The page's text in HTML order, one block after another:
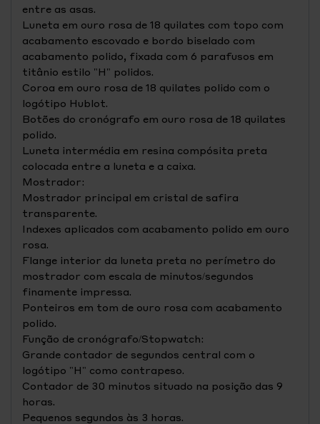
entre as asas.
Luneta em ouro rosa de 18 quilates com topo com
acabamento escovado e bordo biselado com
acabamento polido, fixada com 6 parafusos em
titânio estilo "H" polidos.
Coroa em ouro rosa de 18 quilates polido com o
logótipo Hublot.
Botões do cronógrafo em ouro rosa de 18 quilates
polido.
Luneta intermédia em resina compósita preta
colocada entre a luneta e a caixa.
Mostrador:
Mostrador principal em cristal de safira
transparente.
Indexes aplicados com acabamento polido em ouro
rosa.
Flange interior da luneta preta no perímetro do
mostrador com escala de minutos/segundos
finamente impressa.
Ponteiros em tom de ouro rosa com acabamento
polido.
Função de cronógrafo/Stopwatch:
Grande contador de segundos central com o
logótipo "H" como contrapeso.
Contador de 30 minutos situado na posição das 9
horas.
Pequenos segundos às 3 horas.